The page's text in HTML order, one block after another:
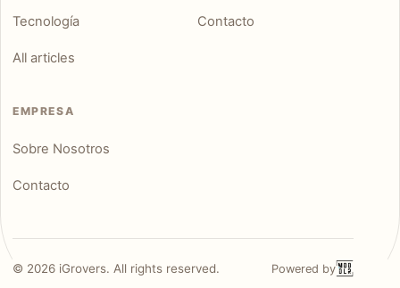
Tecnología
All articles
Contacto
EMPRESA
Sobre Nosotros
Contacto
© 2026iGrovers. All rights reserved. Powered by